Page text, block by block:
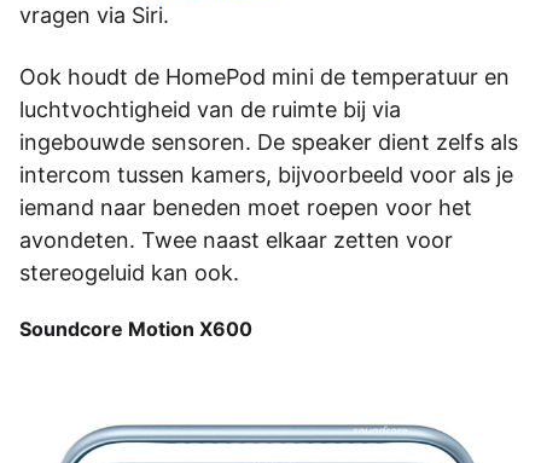
vragen via Siri.
Ook houdt de HomePod­­­ mini de temperatuur­­­ en
luchtvochtigheid­­­ van de ruimte bij via
ingebouwde­­­ sensoren. De speaker dient zelfs als
intercom tussen kamers, bijvoorbeeld­­­ voor als je
iemand naar beneden moet roepen voor het
avondeten. Twee naast elkaar zetten voor
stereogeluid kan ook.
Soundcore Motion X600